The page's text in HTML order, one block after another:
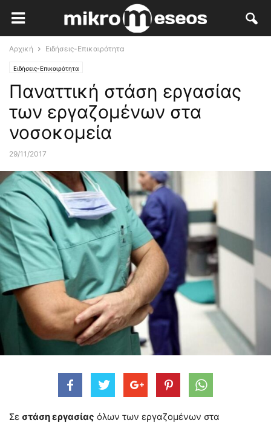
Αρχική Ειδήσεις-Επικαιρότητα
Ειδήσεις-Επικαιρότητα
Παναττική στάση εργασίας
των εργαζομένων στα
νοσοκομεία
29/11/2017
Σε στάση εργασίας όλων των εργαζομένων στα